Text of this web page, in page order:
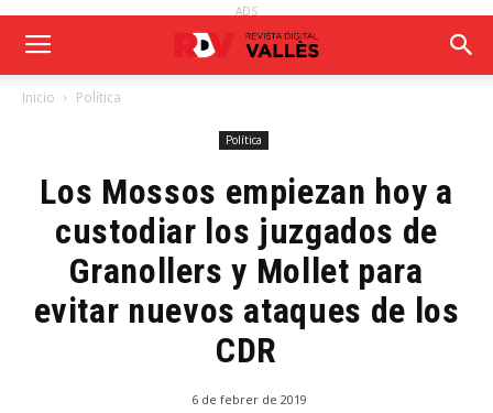
ADS
Inicio Política
Política
Los Mossos empiezan hoy a
custodiar los juzgados de
Granollers y Mollet para
evitar nuevos ataques de los
CDR
6 de febrer de 2019